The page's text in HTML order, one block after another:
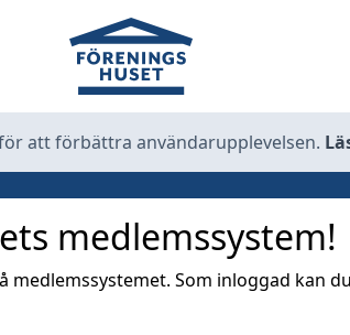
att förbättra användarupplevelsen.
medlemssystem!
Som inloggad kan